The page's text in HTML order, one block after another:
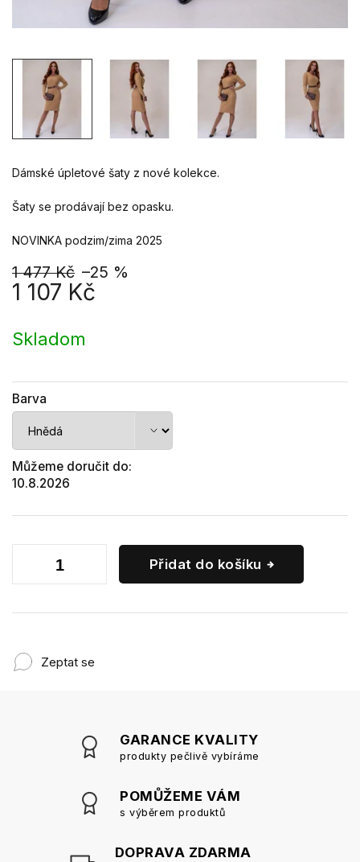
1 477 Kč –25 %
1 107 Kč
cena:
Skladom
Barva
Můžeme doručit do:
10.8.2026
Přidat do košíku
Dámské úpletové šaty z nové kolekce.
Šaty se prodávají bez opasku.
NOVINKA podzim/zima 2025
Zeptat se
GARANCE KVALITY
produkty pečlivě vybíráme
POMŮŽEME VÁM
s výběrem produktů
DOPRAVA ZDARMA